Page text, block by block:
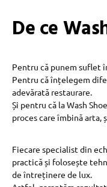
De ce
Pentru că punem suflet
Pentru că înțelegem
adevărată restaurare.
Și pentru că la Wash
proces care îmbină
Fiecare specialist din
practică și folosește
de întreținere de lux.